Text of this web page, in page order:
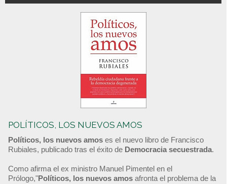
POLÍTICOS, LOS NUEVOS AMOS
Políticos, los nuevos amos es el nuevo libro de Francisco
Rubiales, publicado tras el éxito de Democracia secuestrada.
Como afirma el ex ministro Manuel Pimentel en el
Prólogo,"Políticos, los nuevos amos afronta el problema de la